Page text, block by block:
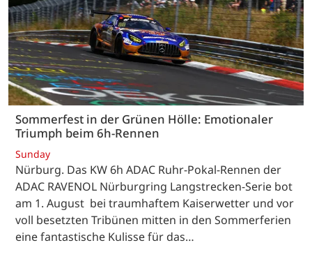
Sommerfest in der Grünen Hölle: Emotionaler
Triumph beim 6h-Rennen
Sunday
Nürburg. Das KW 6h ADAC Ruhr-Pokal-Rennen der
ADAC RAVENOL Nürburgring Langstrecken-Serie bot
am 1. August bei traumhaftem Kaiserwetter und vor
voll besetzten Tribünen mitten in den Sommerferien
eine fantastische Kulisse für das…